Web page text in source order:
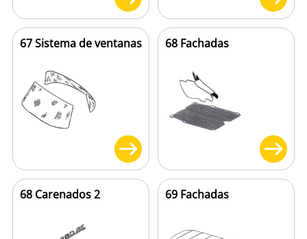
67 Sistema de ventanas 68 Fachadas
68 Carenados 2 69 Fachadas